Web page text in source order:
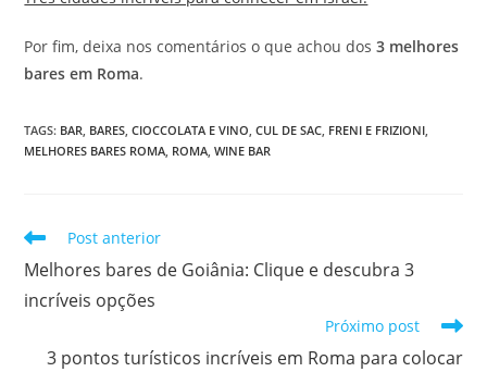
Por fim, deixa nos comentários o que achou dos3 melhores
bares em Roma.
TAGS: BAR, BARES, CIOCCOLATA E VINO, CUL DE SAC, FRENI E FRIZIONI,
MELHORES BARES ROMA, ROMA, WINE BAR
Leia
mais
artigos
Post anterior
Melhores bares de Goiânia: Clique e descubra 3
incríveis opções
Próximo post
3 pontos turísticos incríveis em Roma para colocar